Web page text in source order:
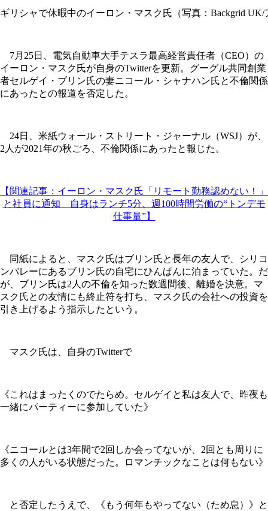
ギリシャで休暇中のイーロン・マスク氏（写真：Backgrid UK/
7月25日、電気自動車大手テスラ最高経営責任者（CEO）の
イーロン・マスク氏が自身のTwitterを更新。グーグル共同創業
者セルゲイ・ブリン氏の妻ニコール・シャナハン氏と不倫関係
にあったとの報道を否定した。
24日、米紙ウォール・ストリート・ジャーナル（WSJ）が、
2人が2021年の秋ごろ、不倫関係にあったと報じた。
【関連記事：イーロン・マスク氏「リモート勤務認めない！」
と社員に通知 自身はランチ5分、週100時間労働の“トンデモ
仕事量”】
同紙によると、マスク氏はブリン氏と長年の友人で、シリコ
ンバレーにあるブリン氏の自宅にひんぱんに泊まっていた。だ
が、ブリン氏は2人の不倫を知った数週間後、離婚を決意。マ
スク氏との友情にも終止符を打ち、マスク氏の会社への投資を
引き上げるよう指示したという。
マスク氏は、自身のTwitterで
《これはまったくのでたらめ。セルゲイと私は友人で、昨夜も
一緒にパーティーに参加していた》
《ニコールとは3年間で2回しか会ってないが、2回とも周りに
多くの人がいる状態だった。ロマンチックなことは何もない》
と否定したうえで、《もう何年もやってない（ため息）》と